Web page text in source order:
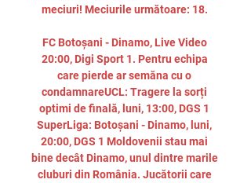
meciuri! Meciurile următoare: 18.
FC Botoșani - Dinamo, Live Video
20:00, Digi Sport 1. Pentru echipa
care pierde ar semăna cu o
condamnareUCL: Tragere la sorți
optimi de finală, luni, 13:00, DGS 1
SuperLiga: Botoșani - Dinamo, luni,
20:00, DGS 1 Moldovenii stau mai
bine decât Dinamo, unul dintre marile
cluburi din România. Jucătorii care